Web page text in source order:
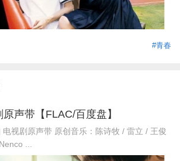
#青春
声带【FLAC/百度盘】
视剧原声带 原创音乐：陈诗牧 / 雷立 / 王俊
...